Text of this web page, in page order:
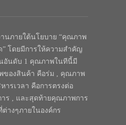
นภายใต้นโยบาย “คุณภาพ
โดยมีการให้ความสำคัญ
อันดับ 1 คุณภาพในทีนี้มี
ของสินค้า คือร่ม , คุณภาพ
ารเวลา คือการตรงต่อ
ร , และสุดท้ายคุณภาพการ
างๆภายในองค์กร